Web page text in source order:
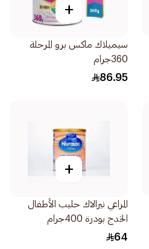
+
سيميلاك ماكس برو المرحلة
360جرام
86.95
+
المراعي نيرالاك حليب الأطفال
الخدج بودرة 400جرام
64